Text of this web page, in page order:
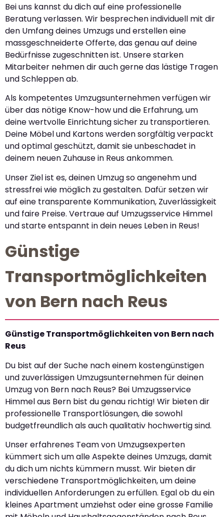
Bei uns kannst du dich auf eine professionelle
Beratung verlassen. Wir besprechen individuell mit dir
den Umfang deines Umzugs und erstellen eine
massgeschneiderte Offerte, das genau auf deine
Bedürfnisse zugeschnitten ist. Unsere starken
Mitarbeiter nehmen dir auch gerne das lästige Tragen
und Schleppen ab.
Als kompetentes Umzugsunternehmen verfügen wir
über das nötige Know-how und die Erfahrung, um
deine wertvolle Einrichtung sicher zu transportieren.
Deine Möbel und Kartons werden sorgfältig verpackt
und optimal geschützt, damit sie unbeschadet in
deinem neuen Zuhause in Reus ankommen.
Unser Ziel ist es, deinen Umzug so angenehm und
stressfrei wie möglich zu gestalten. Dafür setzen wir
auf eine transparente Kommunikation, Zuverlässigkeit
und faire Preise. Vertraue auf Umzugsservice Himmel
und starte entspannt in dein neues Leben in Reus!
Günstige
Transportmöglichkeiten
von Bern nach Reus
Günstige Transportmöglichkeiten von Bern nach
Reus
Du bist auf der Suche nach einem kostengünstigen
und zuverlässigen Umzugsunternehmen für deinen
Umzug von Bern nach Reus? Bei Umzugsservice
Himmel aus Bern bist du genau richtig! Wir bieten dir
professionelle Transportlösungen, die sowohl
budgetfreundlich als auch qualitativ hochwertig sind.
Unser erfahrenes Team von Umzugsexperten
kümmert sich um alle Aspekte deines Umzugs, damit
du dich um nichts kümmern musst. Wir bieten dir
verschiedene Transportmöglichkeiten, um deine
individuellen Anforderungen zu erfüllen. Egal ob du ein
kleines Apartment umziehst oder eine grosse Familie